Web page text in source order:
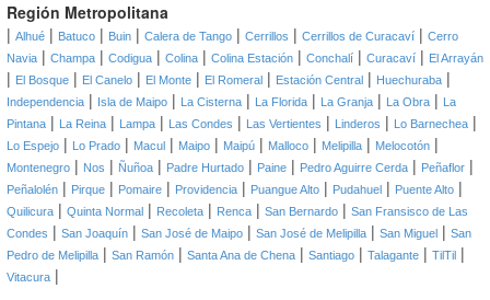
Región Metropolitana
| Alhué | Batuco | Buin | Calera de Tango | Cerrillos | Cerrillos de Curacaví | Cerro
Navia | Champa | Codigua | Colina | Colina Estación | Conchalí | Curacaví | El Arrayán
| El Bosque | El Canelo | El Monte | El Romeral | Estación Central | Huechuraba |
Independencia | Isla de Maipo | La Cisterna | La Florida | La Granja | La Obra |
La
Pintana | La Reina | Lampa | Las Condes | Las Vertientes | Linderos | Lo Barnechea |
Lo Espejo | Lo Prado | Macul | Maipo | Maipú | Malloco | Melipilla | Melocotón |
Montenegro | Nos | Ñuñoa | Padre Hurtado | Paine | Pedro Aguirre Cerda | Peñaflor |
Peñalolén | Pirque | Pomaire | Providencia | Puangue Alto | Pudahuel | Puente Alto |
Quilicura | Quinta Normal | Recoleta | Renca | San Bernardo | San Fransisco de Las
Condes | San Joaquín | San José de Maipo | San José de Melipilla | San Miguel | San
Pedro de Melipilla | San Ramón | Santa Ana de Chena | Santiago | Talagante | TilTil |
Vitacura |